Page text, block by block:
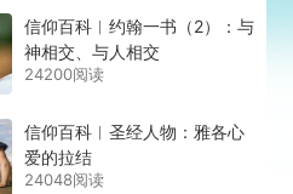
信仰百科︱约翰一书（2）：与
神相交、与人相交
24200阅读
信仰百科︱圣经人物：雅各心
爱的拉结
24048阅读